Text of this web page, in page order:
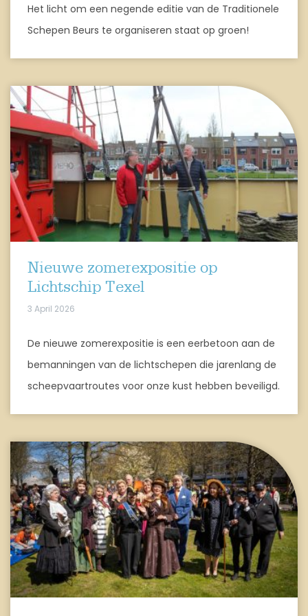
Het licht om een negende editie van de Traditionele
Schepen Beurs te organiseren staat op groen!
Nieuwe zomerexpositie op
Lichtschip Texel
3 April 2026
De nieuwe zomerexpositie is een eerbetoon aan de
bemanningen van de lichtschepen die jarenlang de
scheepvaartroutes voor onze kust hebben beveiligd.